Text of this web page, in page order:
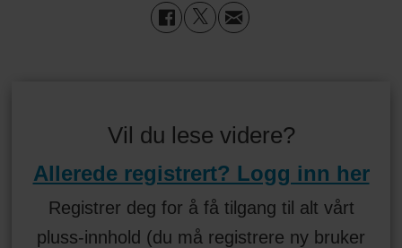
Vil du lese videre?
Allerede registrert? Logg inn her
Registrer deg for å få tilgang til alt vårt
pluss-innhold (du må registrere ny bruker